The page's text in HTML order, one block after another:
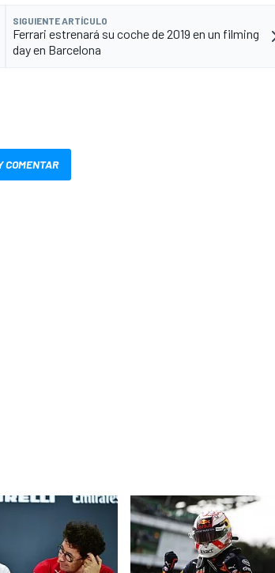
SIGUIENTE ARTÍCULO
Ferrari estrenará su coche de 2019 en un filming
day en Barcelona
COMENTAR